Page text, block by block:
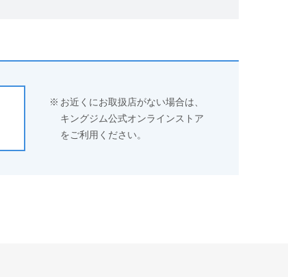
※ お近くにお取扱店がない場合は、
キングジム公式オンラインストア
をご利用ください。